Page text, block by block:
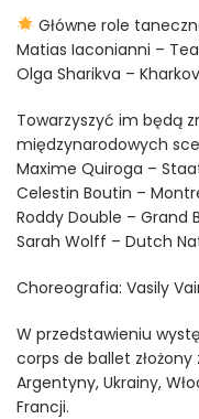
Główne role
Matias Iaconianni –
Olga Sharikva –
Towarzyszyć im będą
międzynarodowych
Maxime Quiroga –
Celestin Boutin –
Roddy Double – Grand
Sarah Wolff – Dutch
Choreografia: Vasily
W przedstawieniu
corps de ballet
Argentyny, Ukrainy,
Francji.